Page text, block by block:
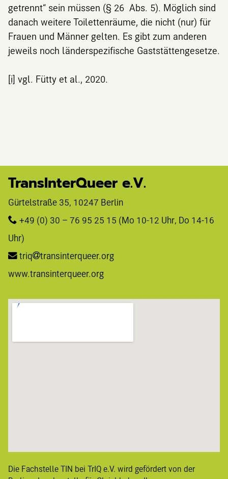
getrennt“ sein müssen (§ 26 Abs. 5). Möglich sind
danach weitere Toilettenräume, die nicht (nur) für
Frauen und Männer gelten. Es gibt zum anderen
jeweils noch länderspezifische Gaststättengesetze.
[i] vgl. Fütty et al., 2020.
TransInterQueer e.V.
Gürtelstraße 35, 10247 Berlin
+49 (0) 30 – 76 95 25 15 (Mo 10-12 Uhr, Do 14-16
Uhr)
triq
transinterqueer.org
www.transinterqueer.org
Die Fachstelle TIN bei TrIQ e.V. wird gefördert von der